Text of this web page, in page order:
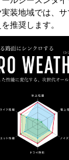
装地域では、
推奨します。